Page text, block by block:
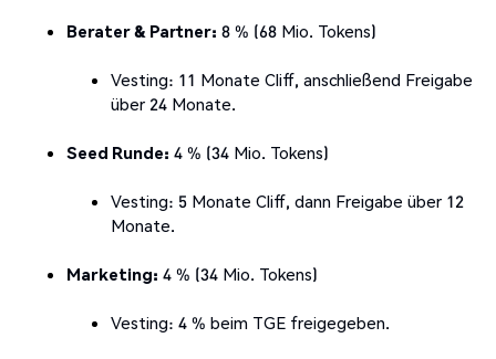
Berater & Partner: 8 % (68 Mio. Tokens)
Vesting: 11 Monate Cliff, anschließend Freigabe
über 24 Monate.
Seed Runde: 4 % (34 Mio. Tokens)
Vesting: 5 Monate Cliff, dann Freigabe über 12
Monate.
Marketing: 4 % (34 Mio. Tokens)
Vesting: 4 % beim TGE freigegeben.